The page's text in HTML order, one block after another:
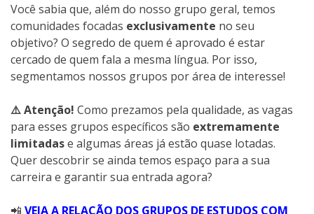
Você sabia que, além do nosso grupo geral, temos
comunidades focadas exclusivamente no seu
objetivo? O segredo de quem é aprovado é estar
cercado de quem fala a mesma língua. Por isso,
segmentamos nossos grupos por área de interesse!
⚠️ Atenção! Como prezamos pela qualidade, as vagas
para esses grupos específicos são extremamente
limitadase algumas áreas já estão quase lotadas.
Quer descobrir se ainda temos espaço para a sua
carreira e garantir sua entrada agora?
📲 VEJA A RELAÇÃO DOS GRUPOS DE ESTUDOS COM